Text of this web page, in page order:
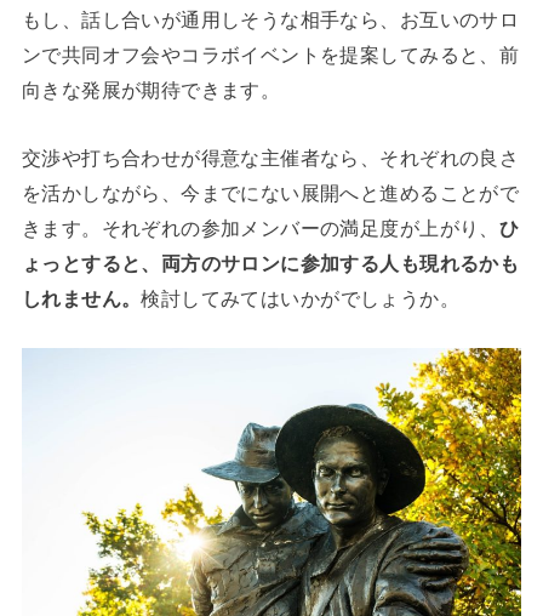
もし、話し合いが通用しそうな相手なら、お互いのサロ
ンで共同オフ会やコラボイベントを提案してみると、前
向きな発展が期待できます。
交渉や打ち合わせが得意な主催者なら、それぞれの良さ
を活かしながら、今までにない展開へと進めることがで
きます。それぞれの参加メンバーの満足度が上がり、 ひ
ょっとすると、両方のサロンに参加する人も現れるかも
しれません。検討してみてはいかがでしょうか。